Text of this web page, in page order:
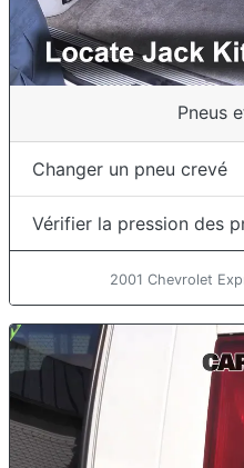
Pneus
Changer un pneu crevé
Vérifier la pression des
2001 Chevrolet